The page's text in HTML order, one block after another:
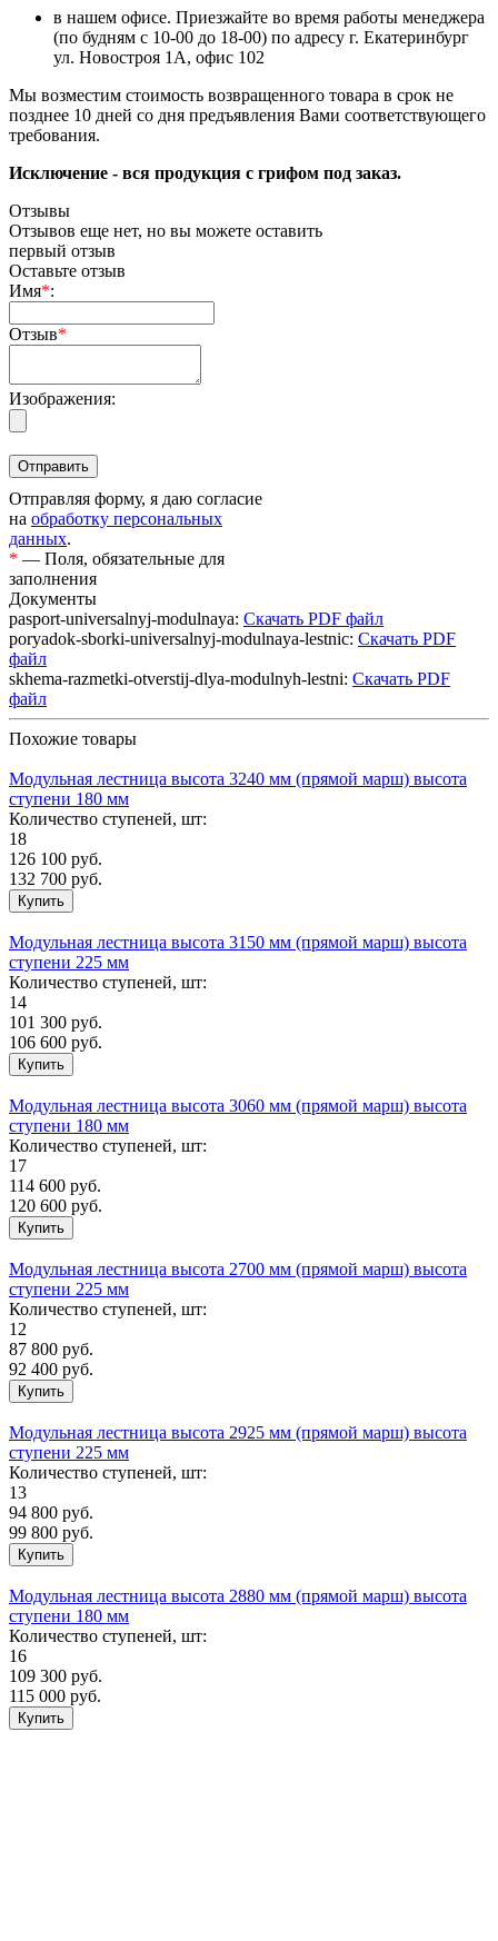
в нашем офисе. Приезжайте во время работы менеджера
(по будням с 10-00 до 18-00) по адресу г. Екатеринбург
ул. Новостроя 1А, офис 102
Мы возместим стоимость возвращенного товара в срок не
позднее 10 дней со дня предъявления Вами соответствующего
требования.
Исключение - вся продукция с грифом под заказ.
Отзывы
Отзывов еще нет, но вы можете оставить
первый отзыв
Оставьте отзыв
Имя*:
Отзыв*
Изображения:
Отправляя форму, я даю согласие
на обработку персональных
данных.
* — Поля, обязательные для
заполнения
Документы
pasport-universalnyj-modulnaya: Скачать PDF файл
poryadok-sborki-universalnyj-modulnaya-lestnic: Скачать PDF
файл
skhema-razmetki-otverstij-dlya-modulnyh-lestni: Скачать PDF
файл
Похожие товары
Модульная лестница высота 3240 мм (прямой марш) высота
ступени 180 мм
Количество ступеней, шт:
18
126 100 руб.
132 700 руб.
Модульная лестница высота 3150 мм (прямой марш) высота
ступени 225 мм
Количество ступеней, шт:
14
101 300 руб.
106 600 руб.
Модульная лестница высота 3060 мм (прямой марш) высота
ступени 180 мм
Количество ступеней, шт:
17
114 600 руб.
120 600 руб.
Модульная лестница высота 2700 мм (прямой марш) высота
ступени 225 мм
Количество ступеней, шт:
12
87 800 руб.
92 400 руб.
Модульная лестница высота 2925 мм (прямой марш) высота
ступени 225 мм
Количество ступеней, шт:
13
94 800 руб.
99 800 руб.
Модульная лестница высота 2880 мм (прямой марш) высота
ступени 180 мм
Количество ступеней, шт:
16
109 300 руб.
115 000 руб.